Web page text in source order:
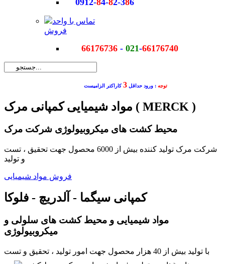
0912-84-82-386
تماس با واحد
فروش
66176736- 021-66176740
توجه : ورود حداقل3کاراکتر الزامیست
مواد شیمیایی کمپانی مرک ( MERCK )
محیط کشت های میکروبیولوژی شرکت مرک
شرکت مرک تولید کننده بیش از 6000 محصول جهت تحقیق ، تست
و تولید
فروش مواد شیمیایی
کمپانی سیگما - آلدریچ - فلوکا
مواد شیمیایی و محیط کشت های سلولی و
میکروبیولوژی
با تولید بیش از 40 هزار محصول جهت امور تولید ، تحقیق و تست